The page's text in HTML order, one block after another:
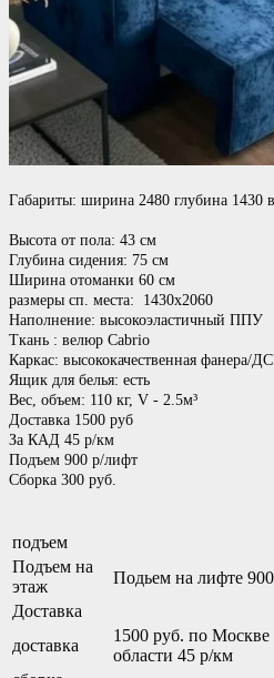
Габариты: ширина 2480
Высота от пола: 43 см
Глубина
Ширина
размеры сп. места:
Наполнение:
Ткань : велюр
Каркас:
Ящик для
Вес, объем: 110 кг, V - 2.5м³
Доставка 1500 руб
За КАД 45 р/км
Подъем 900 р/лифт
Сборка 300 руб.
подъем
Подъем на
этаж
Подьем на лифте
Доставка
доставка
1500 руб. по
области 45 р/км